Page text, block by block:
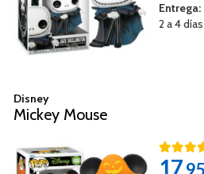
Entrega:
2 a 4
Disney
Mickey Mouse
17